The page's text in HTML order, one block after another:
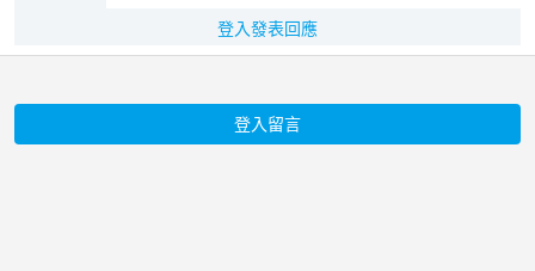
登入發表回應
登入留言